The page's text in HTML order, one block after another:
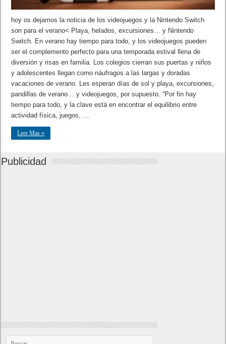
hoy os dejamos la noticia de los videojuegos y la Nintendo Switch
son para el verano< Playa, helados, excursiones… y Nintendo
Switch. En verano hay tiempo para todo, y los videojuegos pueden
ser el complemento perfecto para una temporada estival llena de
diversión y risas en familia. Los colegios cierran sus puertas y niños
y adolescentes llegan como náufragos a las largas y doradas
vacaciones de verano. Les esperan días de sol y playa, excursiones,
pandillas de verano… y videojuegos, por supuesto. “Por fin hay
tiempo para todo, y la clave está en encontrar el equilibrio entre
actividad física, juegos, …
Leer Mas »
Publicidad